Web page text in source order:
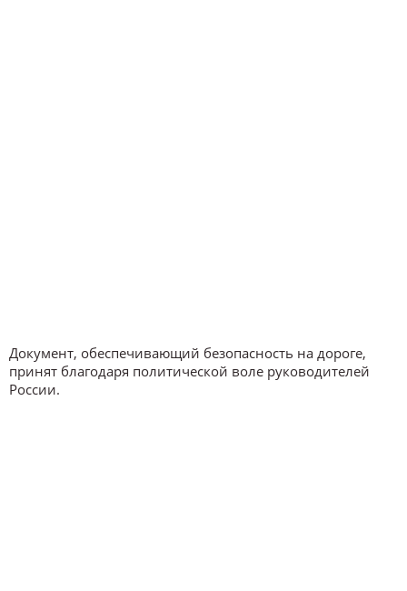
Документ, обеспечивающий безопасность на дороге,
принят благодаря политической воле руководителей
России.